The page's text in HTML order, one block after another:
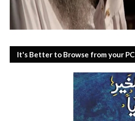
It's Better to Browse from your PC